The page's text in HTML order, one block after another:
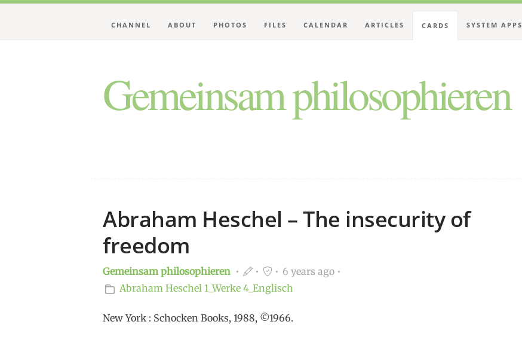
Gemeinsam philosophieren
CHANNEL ABOUT PHOTOS FILES CALENDAR ARTICLES CARDS SYSTEM APPS
Abraham Heschel – The insecurity of
freedom
Gemeinsam philosophieren
6 years ago
Abraham Heschel 1_Werke 4_Englisch
New York : Schocken Books, 1988, ©1966.